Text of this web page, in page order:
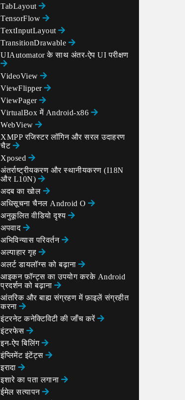
TabLayout
TensorFlow
TextInputLayout
TransitionDrawable
UIAutomator के साथ अंतर-ऐप UI परीक्षण
VideoView
ViewFlipper
ViewPager
VirtualBox में Android-x86
WebView
XMPP रजिस्टर लॉगिन और सरल उदाहरण
चैट
Xposed
अंतर्राष्ट्रीयकरण और स्थानीयकरण (I18N
और L10N)
अदब का खोल
अधिसूचना चैनल Android O
अनुकूलित वीडियो दृश्य
अपवाद
अभिविन्यास परिवर्तन
अल्पाहार गृह
अलर्ट डायलॉग्स को बढ़ाना
आइकन फ़ॉन्ट्स का उपयोग करके Android
प्रदर्शन को बढ़ाना
आंतरिक और बाह्य संग्रहण में फ़ाइलें संग्रहीत
करना
इंटरनेट कनेक्टिविटी की जाँच करें
इंटरफेस
इन-ऐप बिलिंग
इंप्लिमेंट इंटेंट्स
इरादा
इशारे का पता लगाना
ईमेल सत्यापन